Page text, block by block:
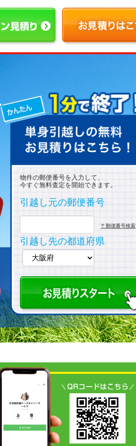
物件の郵便番号を入力して、
今すぐ無料査定を開始できます。
引越し元の郵便番号
〒郵便番号検索
引越し先の都道府県